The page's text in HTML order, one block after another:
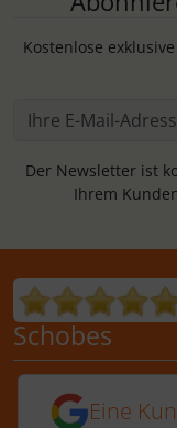
Kostenlose
Der Newsletter ist
Ihrem
Schobes
5 von 5
Eine